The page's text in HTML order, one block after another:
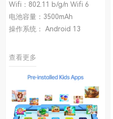
Wifi：802.11 b/g/n Wifi 6
电池容量：3500mAh
操作系统： Android 13
查看更多